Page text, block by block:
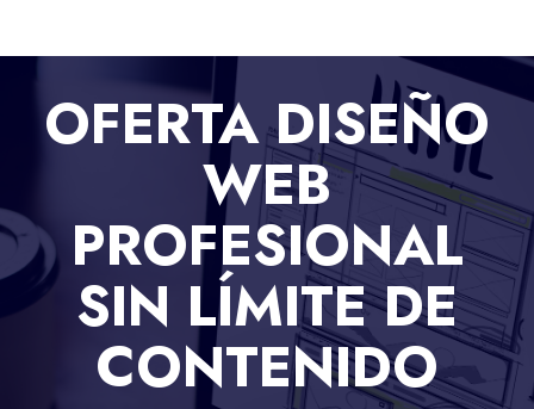
OFERTA DISEÑO
WEB
PROFESIONAL
SIN LÍMITE DE
CONTENIDO